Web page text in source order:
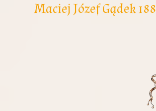
Maciej Józef Gądek